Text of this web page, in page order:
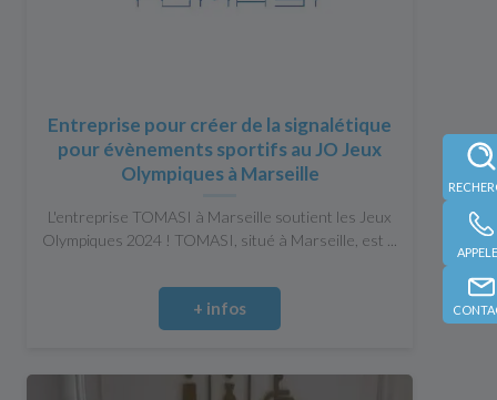
Entreprise pour créer de la signalétique
pour évènements sportifs au JO Jeux
Olympiques à Marseille
L'entreprise TOMASI à Marseille soutient les Jeux
Olympiques 2024 ! TOMASI, situé à Marseille, est ...
+ infos